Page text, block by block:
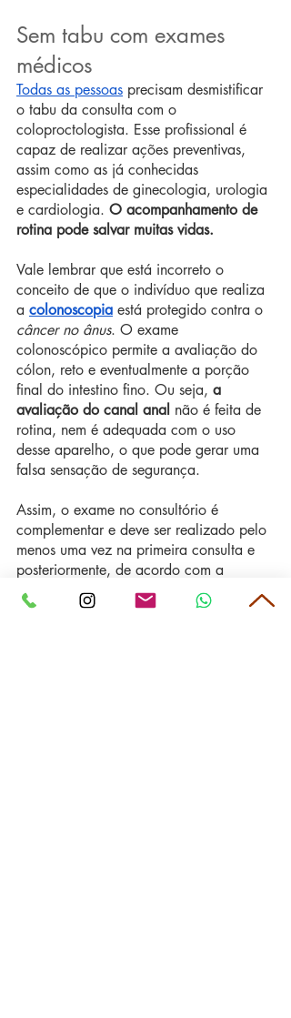
Sem tabu com exames
médicos
Todas as pessoas precisam desmistificar
o tabu da consulta com o
coloproctologista. Esse profissional é
capaz de realizar ações preventivas,
assim como as já conhecidas
especialidades de ginecologia, urologia
e cardiologia. O acompanhamento de
rotina pode salvar muitas vidas.
Vale lembrar que está incorreto o
conceito de que o indivíduo que realiza
a colonoscopia está protegido contra o
câncer no ânus. O exame
colonoscópico permite a avaliação do
cólon, reto e eventualmente a porção
final do intestino fino. Ou seja, a
avaliação do canal anal não é feita de
rotina, nem é adequada com o uso
desse aparelho, o que pode gerar uma
falsa sensação de segurança.
Assim, o exame no consultório é
complementar e deve ser realizado pelo
menos uma vez na primeira consulta e
posteriormente, de acordo com a
necessidade e indicação clínica.